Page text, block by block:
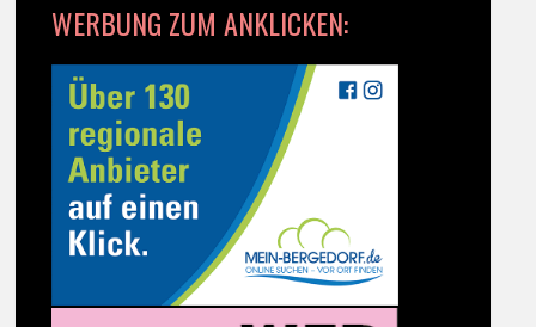
WERBUNG ZUM ANKLICKEN: